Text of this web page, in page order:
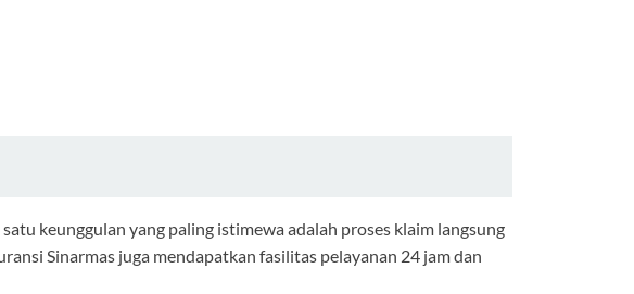
keunggulan yang paling istimewa adalah proses klaim langsung
Sinarmas juga mendapatkan fasilitas pelayanan 24 jam dan